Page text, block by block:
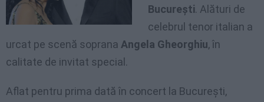
Bucureşti. Alături de
celebrul tenor italian a
urcat pe scenă soprana Angela Gheorghiu, în
calitate de invitat special.
Aflat pentru prima dată în concert la Bucureşti,